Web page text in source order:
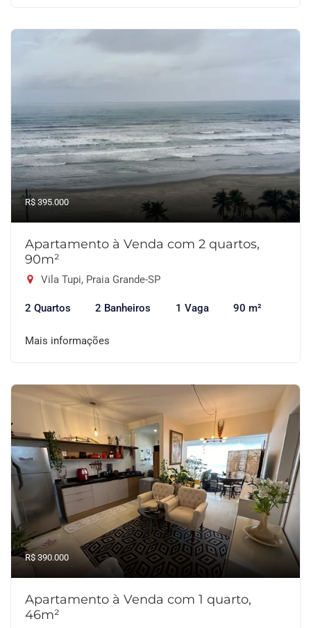
R$ 395.000
Apartamento à Venda com 2 quartos,
90m²
Vila Tupi, Praia Grande-SP
2 Quartos 2 Banheiros 1 Vaga 90 m²
Mais informações
R$ 390.000
Apartamento à Venda com 1 quarto,
46m²